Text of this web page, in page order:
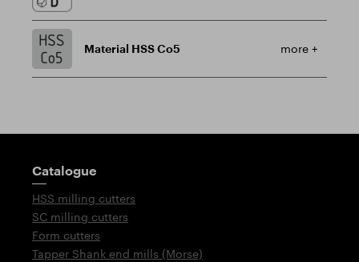
Material HSS Co5 more +
Guidepost
Catalogue
HSS milling cutters
SC milling cutters
Form cutters
Tapper Shank end mills (Morse)